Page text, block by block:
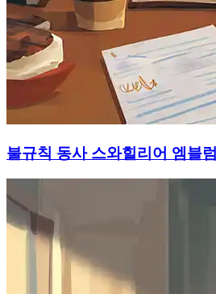
불규칙 동사 스와힐리어 엠블럼